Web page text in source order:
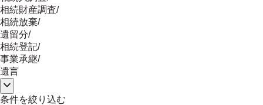
相続財産調査/
相続放棄/
遺留分/
相続登記/
事業承継/
遺言
条件を絞り込む